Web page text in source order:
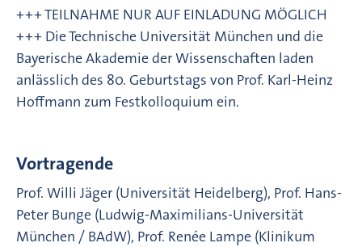
+++ TEILNAHME NUR AUF EINLADUNG MÖGLICH
+++ Die Technische Universität München und die
Bayerische Akademie der Wissenschaften laden
anlässlich des 80. Geburtstags von Prof. Karl-Heinz
Hoffmann zum Festkolloquium ein.
Vortragende
Prof. Willi Jäger (Universität Heidelberg), Prof. Hans-
Peter Bunge (Ludwig-Maximilians-Universität
München / BAdW), Prof. Renée Lampe (Klinikum